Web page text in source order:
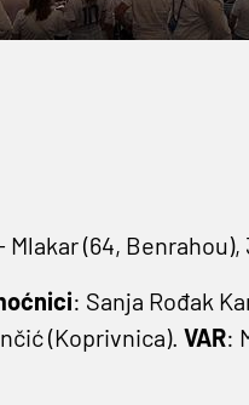
(64,
: Sanja Rođak
(Koprivnica). VAR: